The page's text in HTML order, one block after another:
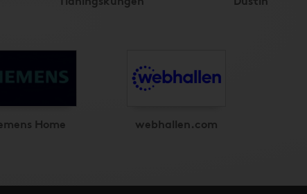
Home webhallen.com